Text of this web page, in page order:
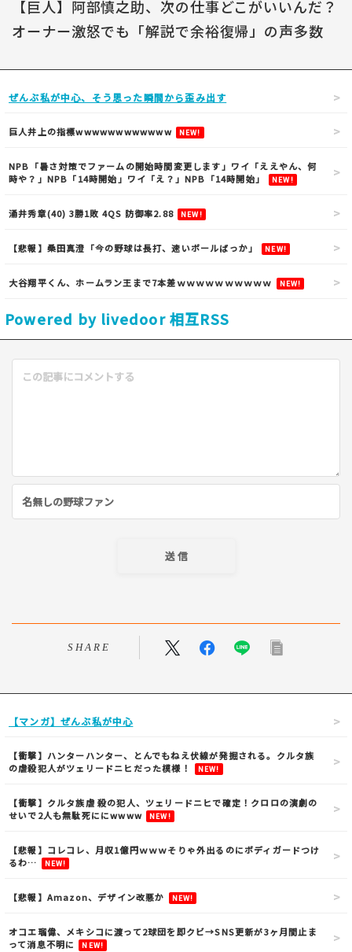
【巨人】阿部慎之助、次の仕事どこがいいんだ？
オーナー激怒でも「解説で余裕復帰」の声多数
ぜんぶ私が中心、そう思った瞬間から歪み出す
巨人井上の指標wwwwwwwwwwww NEW!
NPB「暑さ対策でファームの開始時間変更します」ワイ「ええやん、何
時や？」NPB「14時開始」ワイ「え？」NPB「14時開始」
NEW!
涌井秀章(40) 3勝1敗 4QS 防御率2.88 NEW!
【悲報】桑田真澄「今の野球は長打、速いボールばっか」 NEW!
大谷翔平くん、ホームラン王まで7本差ｗｗｗｗｗｗｗｗｗｗ NEW!
Powered by livedoor 相互RSS
SHARE
【マンガ】ぜんぶ私が中心
【衝撃】ハンターハンター、とんでもねえ伏線が発掘される。クルタ族
の虐殺犯人がツェリードニヒだった模様！
NEW!
【衝撃】クルタ族虐 殺の犯人、ツェリードニヒで確定！クロロの演劇の
せいで2人も無駄死ににwwww
NEW!
【悲報】コレコレ、月収1億円ｗｗｗそりゃ外出るのにボディガードつけ
るわ…
NEW!
【悲報】Amazon、デザイン改悪か NEW!
オコエ瑠偉、メキシコに渡って2球団を即クビ→SNS更新が3ヶ月間止ま
って消息不明に
NEW!